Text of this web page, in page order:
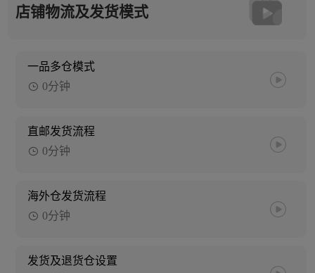
店铺物流及发货模式
一品多仓模式
0分钟
直邮发货流程
0分钟
海外仓发货流程
0分钟
发货及退货仓设置